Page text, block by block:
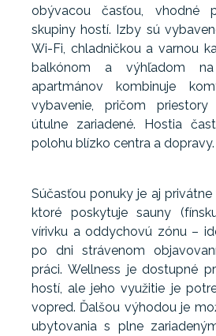
obývacou časťou, vhodné
skupiny hostí. Izby sú
Wi-Fi, chladničkou a varnou
balkónom a výhľadom
apartmánov kombinuje
vybavenie, pričom
útulne zariadené. Hostia
polohu blízko centra a dopravy.
Súčasťou ponuky je aj privátne
ktoré poskytuje sauny
vírivku a oddychovú zónu –
po dni strávenom
práci. Wellness je dostupné
hostí, ale jeho využitie je
vopred. Ďalšou výhodou je
ubytovania s plne